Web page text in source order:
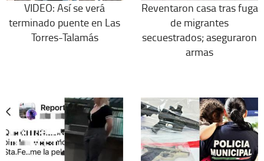
VIDEO: Así se verá
terminado puente en Las
Torres-Talamás
Reventaron casa tras fuga
de migrantes
secuestrados; aseguraron
armas